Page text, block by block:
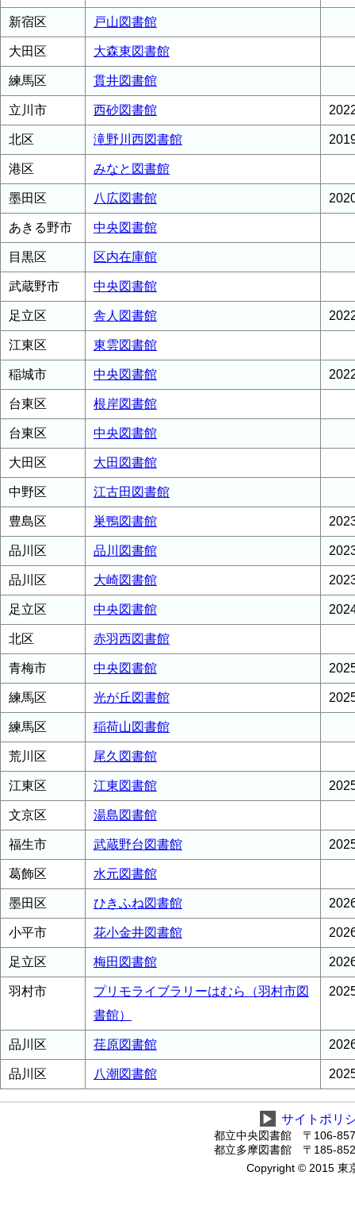
新宿区 戸山図書館
大田区 大森東図書館
練馬区 貫井図書館
立川市 西砂図書館
北区 滝野川西図書館
港区 みなと図書館
墨田区 八広図書館
あきる野市 中央図書館
目黒区 区内在庫館
武蔵野市 中央図書館
足立区 舎人図書館
江東区 東雲図書館
稲城市 中央図書館
台東区 根岸図書館
台東区 中央図書館
大田区 大田図書館
中野区 江古田図書館
豊島区 巣鴨図書館
品川区 品川図書館
品川区 大崎図書館
足立区 中央図書館
北区 赤羽西図書館
青梅市 中央図書館
練馬区 光が丘図書館
練馬区 稲荷山図書館
荒川区 尾久図書館
江東区 江東図書館
文京区 湯島図書館
福生市 武蔵野台図書館
葛飾区 水元図書館
墨田区 ひきふね図書館
小平市 花小金井図書館
足立区 梅田図書館
羽村市
プリモライブラリーはむら（羽村市図
書館）
品川区 荏原図書館
品川区 八潮図書館
▶ サイトポリ
都立中央図書館 〒106-
都立多摩図書館 〒185-
Copyright © 2015 東